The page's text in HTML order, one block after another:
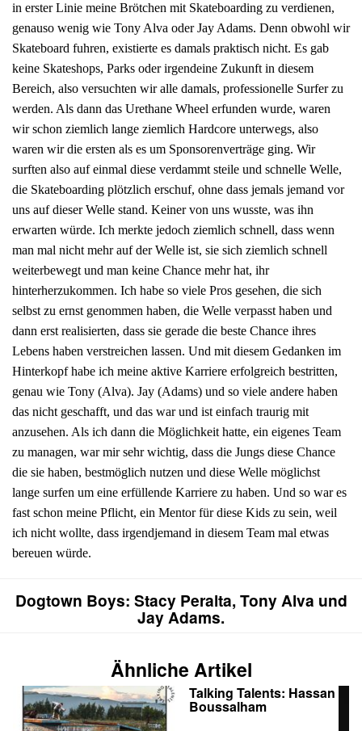
in erster Linie meine Brötchen mit Skateboarding zu verdienen,
genauso wenig wie Tony Alva oder Jay Adams. Denn obwohl wir
Skateboard fuhren, existierte es damals praktisch nicht. Es gab
keine Skateshops, Parks oder irgendeine Zukunft in diesem
Bereich, also versuchten wir alle damals, professionelle Surfer zu
werden. Als dann das Urethane Wheel erfunden wurde, waren
wir schon ziemlich lange ziemlich Hardcore unterwegs, also
waren wir die ersten als es um Sponsorenverträge ging. Wir
surften also auf einmal diese verdammt steile und schnelle Welle,
die Skateboarding plötzlich erschuf, ohne dass jemals jemand vor
uns auf dieser Welle stand. Keiner von uns wusste, was ihn
erwarten würde. Ich merkte jedoch ziemlich schnell, dass wenn
man mal nicht mehr auf der Welle ist, sie sich ziemlich schnell
weiterbewegt und man keine Chance mehr hat, ihr
hinterherzukommen. Ich habe so viele Pros gesehen, die sich
selbst zu ernst genommen haben, die Welle verpasst haben und
dann erst realisierten, dass sie gerade die beste Chance ihres
Lebens haben verstreichen lassen. Und mit diesem Gedanken im
Hinterkopf habe ich meine aktive Karriere erfolgreich bestritten,
genau wie Tony (Alva). Jay (Adams) und so viele andere haben
das nicht geschafft, und das war und ist einfach traurig mit
anzusehen. Als ich dann die Möglichkeit hatte, ein eigenes Team
zu managen, war mir sehr wichtig, dass die Jungs diese Chance
die sie haben, bestmöglich nutzen und diese Welle möglichst
lange surfen um eine erfüllende Karriere zu haben. Und so war es
fast schon meine Pflicht, ein Mentor für diese Kids zu sein, weil
ich nicht wollte, dass irgendjemand in diesem Team mal etwas
bereuen würde.
Dogtown Boys: Stacy Peralta, Tony Alva und
Jay Adams.
Ähnliche Artikel
Talking Talents: Hassan
Boussalham